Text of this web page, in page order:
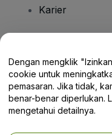
Karier
Pusat Bantuan
Dengan mengklik
cookie untuk
pemasaran. Jika tidak,
benar-benar diperlukan.
mengetahui detailnya.